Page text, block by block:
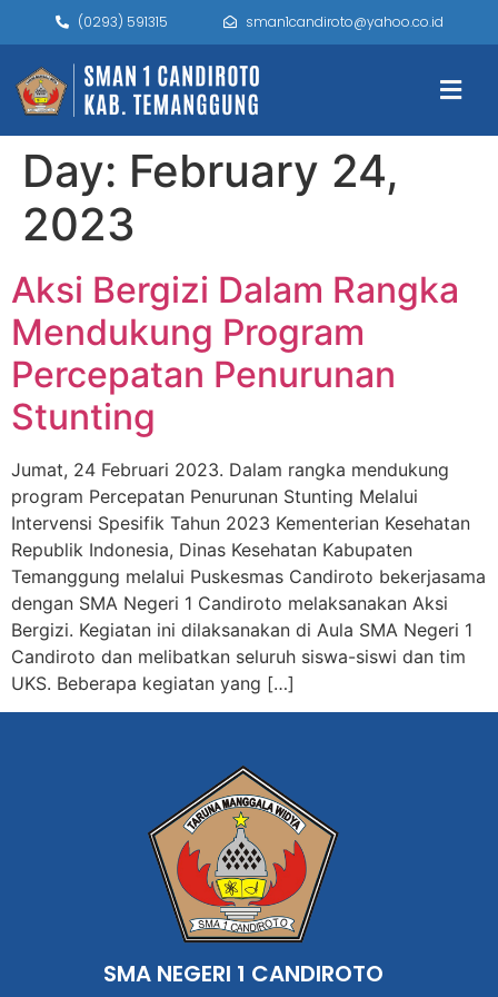
(0293) 591315 sman1candiroto@yahoo.co.id
Day: February 24,
2023
Aksi Bergizi Dalam Rangka
Mendukung Program
Percepatan Penurunan
Stunting
Jumat, 24 Februari 2023. Dalam rangka mendukung
program Percepatan Penurunan Stunting Melalui
Intervensi Spesifik Tahun 2023 Kementerian Kesehatan
Republik Indonesia, Dinas Kesehatan Kabupaten
Temanggung melalui Puskesmas Candiroto bekerjasama
dengan SMA Negeri 1 Candiroto melaksanakan Aksi
Bergizi. Kegiatan ini dilaksanakan di Aula SMA Negeri 1
Candiroto dan melibatkan seluruh siswa-siswi dan tim
UKS. Beberapa kegiatan yang […]
SMA NEGERI 1 CANDIROTO